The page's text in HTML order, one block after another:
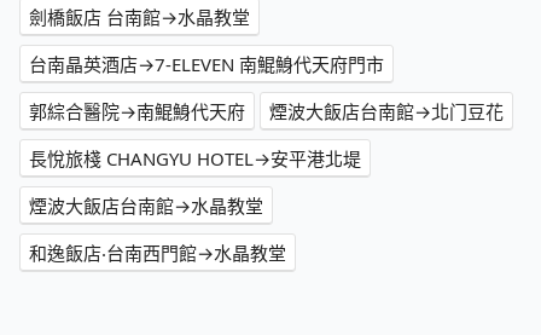
劍橋飯店 台南館→水晶教堂
台南晶英酒店→7-ELEVEN 南鯤鯓代天府門市
郭綜合醫院→南鯤鯓代天府
煙波大飯店台南館→北门豆花
長悅旅棧 CHANGYU HOTEL→安平港北堤
煙波大飯店台南館→水晶教堂
和逸飯店‧台南西門館→水晶教堂